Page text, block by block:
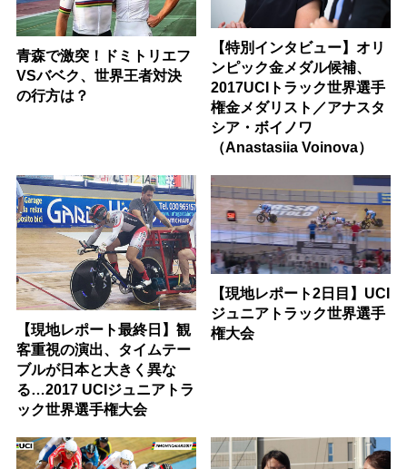
青森で激突！ドミトリエフ
VSバベク、世界王者対決
の行方は？
【特別インタビュー】オリ
ンピック金メダル候補、
2017UCIトラック世界選手
権金メダリスト／アナスタ
シア・ボイノワ
（Anastasiia Voinova）
【現地レポート最終日】観
客重視の演出、タイムテー
ブルが日本と大きく異な
る…2017 UCIジュニアトラ
ック世界選手権大会
【現地レポート2日目】UCI
ジュニアトラック世界選手
権大会